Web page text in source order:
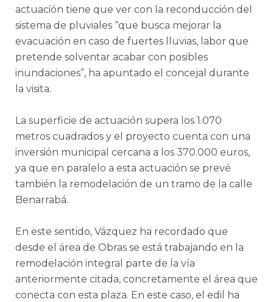
actuación tiene que ver con la reconducción del
sistema de pluviales “que busca mejorar la
evacuación en caso de fuertes lluvias, labor que
pretende solventar acabar con posibles
inundaciones”, ha apuntado el concejal durante
la visita.
La superficie de actuación supera los 1.070
metros cuadrados y el proyecto cuenta con una
inversión municipal cercana a los 370.000 euros,
ya que en paralelo a esta actuación se prevé
también la remodelación de un tramo de la calle
Benarrabá.
En este sentido, Vázquez ha recordado que
desde el área de Obras se está trabajando en la
remodelación integral parte de la vía
anteriormente citada, concretamente el área que
conecta con esta plaza. En este caso, el edil ha